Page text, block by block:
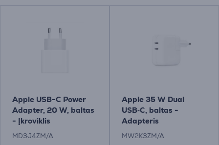
Apple USB-C Power
Adapter, 20 W, baltas
- Įkroviklis
MD3J4ZM/A
Apple 35 W Dual
USB‑C, baltas -
Adapteris
MW2K3ZM/A